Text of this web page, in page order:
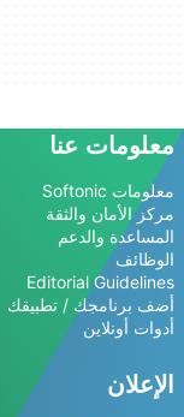
معلومات عنا
معلومات Softonic
مركز الأمان والثقة
المساعدة والدعم
الوظائف
Editorial Guidelines
أضف برنامجك / تطبيقك
أدوات أونلاين
الإعلان